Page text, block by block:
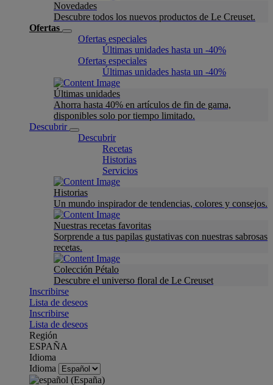
Novedades
Descubre todos los nuevos productos de Le Creuset.
Ofertas
Ofertas especiales
Últimas unidades hasta un -40%
Ofertas especiales
Últimas unidades hasta un -40%
Últimas unidades
Ahorra hasta 40% en artículos de fin de gama,
disponibles solo por tiempo limitado.
Descubrir
Descubrir
Recetas
Historias
Servicios
Historias
Un mundo inspirador de tendencias, colores y consejos.
Nuestras recetas favoritas
Sorprende a tus papilas gustativas con nuestras sabrosas
recetas.
Colección Pétalo
Descubre el universo floral de Le Creuset
Inscribirse
Lista de deseos
Inscribirse
Lista de deseos
Región
ESPAÑA
Idioma
Idioma